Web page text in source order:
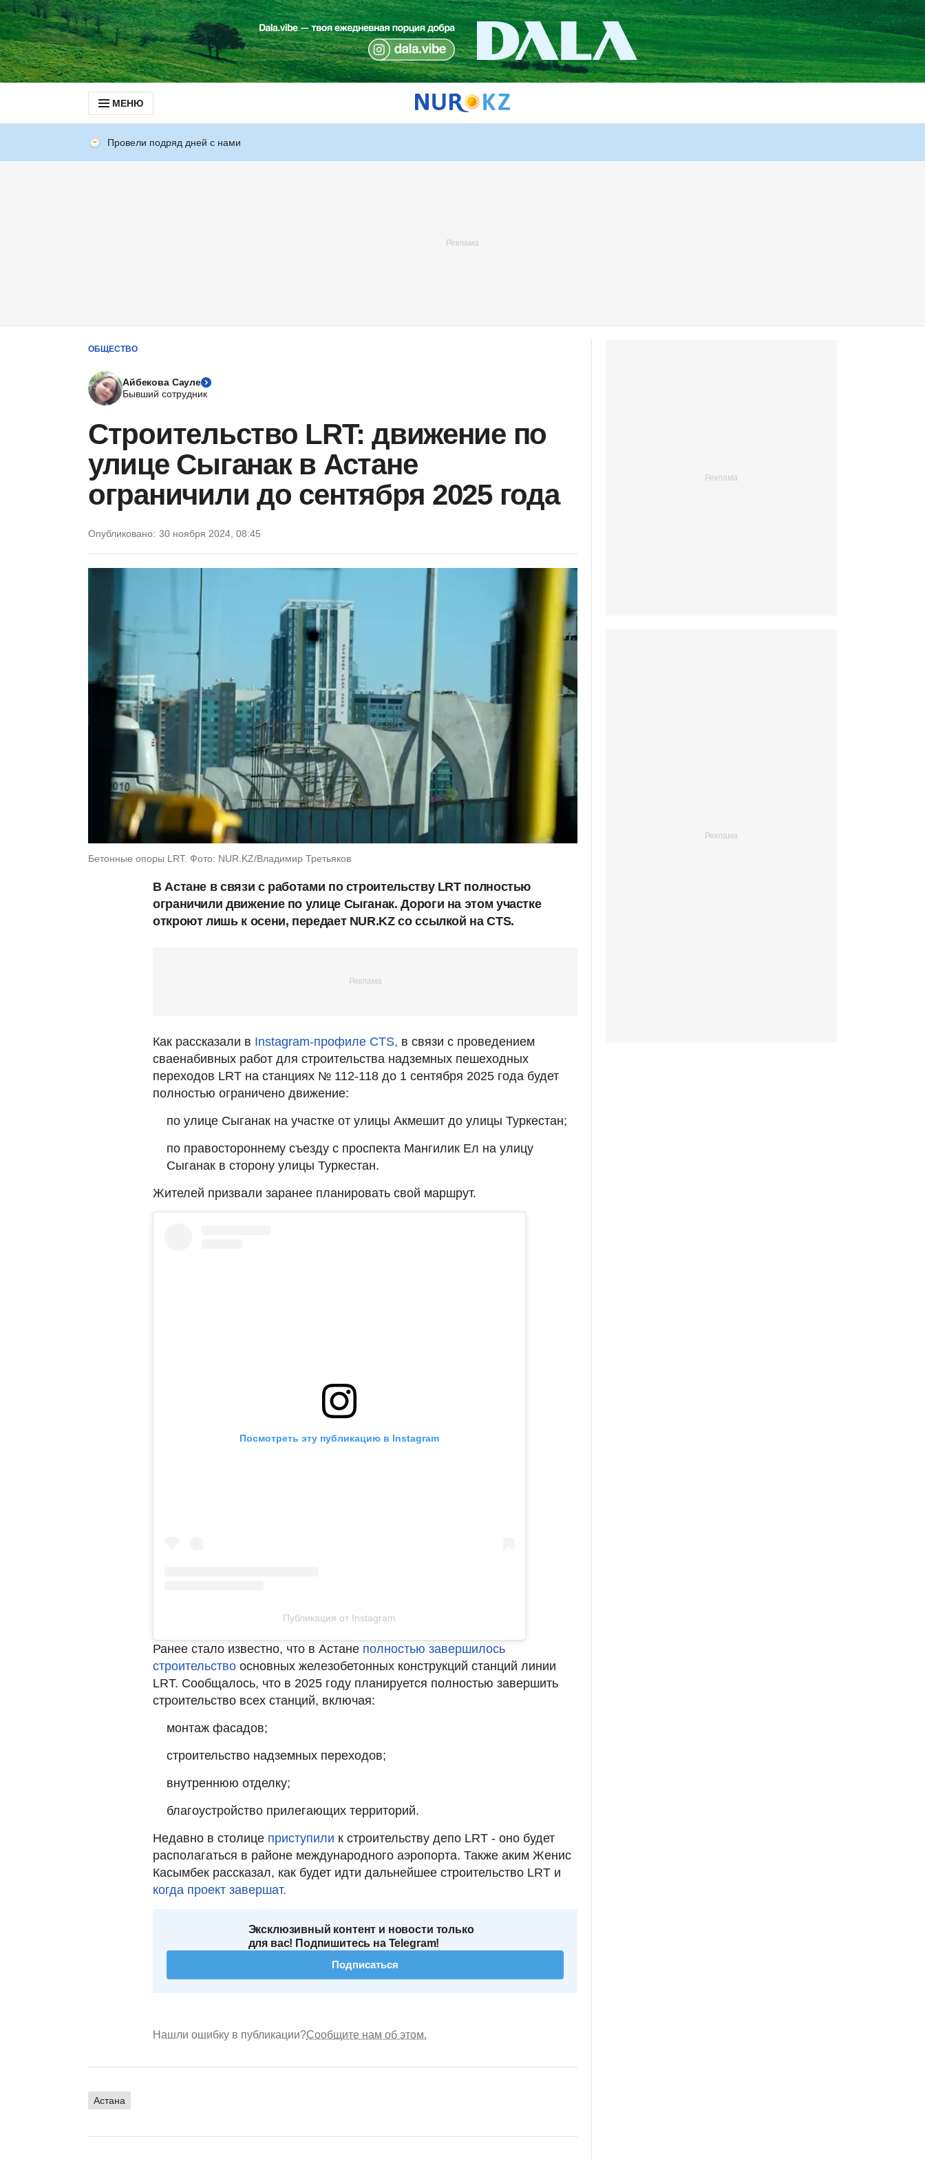
МЕНЮ
Провели подряд дней с нами
ОБЩЕСТВО
Айбекова Сауле
Бывший сотрудник
Строительство LRT: движение по
улице Сыганак в Астане
ограничили до сентября 2025 года
Опубликовано: 30 ноября 2024, 08:45
Бетонные опоры LRT. Фото: NUR.KZ/Владимир Третьяков
В Астане в связи с работами по строительству LRT полностью
ограничили движение по улице Сыганак. Дороги на этом участке
откроют лишь к осени, передает NUR.KZ со ссылкой на CTS.
Как рассказали в Instagram-профиле CTS, в связи с проведением
сваенабивных работ для строительства надземных пешеходных
переходов LRT на станциях № 112-118 до 1 сентября 2025 года будет
полностью ограничено движение:
по улице Сыганак на участке от улицы Акмешит до улицы Туркестан;
по правостороннему съезду с проспекта Мангилик Ел на улицу
Сыганак в сторону улицы Туркестан.
Жителей призвали заранее планировать свой маршрут.
Посмотреть эту публикацию в Instagram
Публикация от Instagram
Ранее стало известно, что в Астане полностью завершилось
строительство основных железобетонных конструкций станций линии
LRT. Сообщалось, что в 2025 году планируется полностью завершить
строительство всех станций, включая:
монтаж фасадов;
строительство надземных переходов;
внутреннюю отделку;
благоустройство прилегающих территорий.
Недавно в столице приступили к строительству депо LRT - оно будет
располагаться в районе международного аэропорта. Также аким Женис
Касымбек рассказал, как будет идти дальнейшее строительство LRT и
когда проект завершат.
Эксклюзивный контент и новости только
для вас! Подпишитесь на Telegram!
Подписаться
Нашли ошибку в публикации?Сообщите нам об этом.
Астана